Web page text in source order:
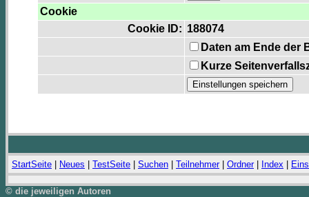
Cookie
Cookie ID: 188074
Daten am Ende der
Kurze
StartSeite Neues TestSeite Suchen Teilnehmer| Ordner| Index
© die jeweiligen Autoren